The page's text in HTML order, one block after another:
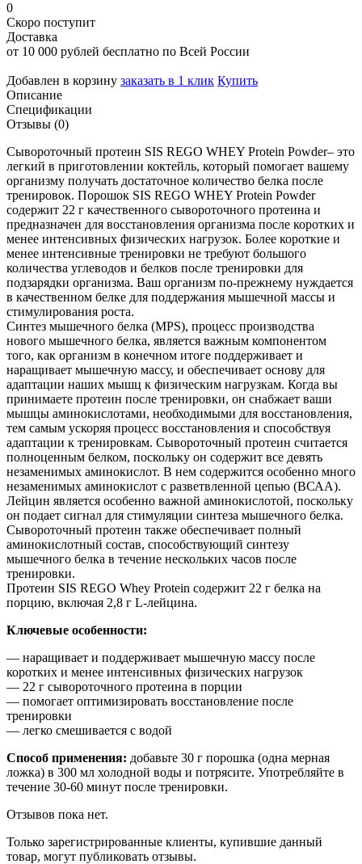
0
Скоро поступит
Доставка
от 10 000 рублей бесплатно по Всей России
Добавлен в корзину заказать в 1 клик Купить
Описание
Спецификации
Отзывы (0)
Сывороточный протеин SIS REGO WHEY Protein Powder– это
легкий в приготовлении коктейль, который помогает вашему
организму получать достаточное количество белка после
тренировок. Порошок SIS REGO WHEY Protein Powder
содержит 22 г качественного сывороточного протеина и
предназначен для восстановления организма после коротких и
менее интенсивных физических нагрузок. Более короткие и
менее интенсивные тренировки не требуют большого
количества углеводов и белков после тренировки для
подзарядки организма. Ваш организм по-прежнему нуждается
в качественном белке для поддержания мышечной массы и
стимулирования роста.
Синтез мышечного белка (MPS), процесс производства
нового мышечного белка, является важным компонентом
того, как организм в конечном итоге поддерживает и
наращивает мышечную массу, и обеспечивает основу для
адаптации наших мышц к физическим нагрузкам. Когда вы
принимаете протеин после тренировки, он снабжает ваши
мышцы аминокислотами, необходимыми для восстановления,
тем самым ускоряя процесс восстановления и способствуя
адаптации к тренировкам. Сывороточный протеин считается
полноценным белком, поскольку он содержит все девять
незаменимых аминокислот. В нем содержится особенно много
незаменимых аминокислот с разветвленной цепью (ВСАА).
Лейцин является особенно важной аминокислотой, поскольку
он подает сигнал для стимуляции синтеза мышечного белка.
Сывороточный протеин также обеспечивает полный
аминокислотный состав, способствующий синтезу
мышечного белка в течение нескольких часов после
тренировки.
Протеин SIS REGO Whey Protein содержит 22 г белка на
порцию, включая 2,8 г L-лейцина.
Ключевые особенности:
— наращивает и поддерживает мышечную массу после
коротких и менее интенсивных физических нагрузок
— 22 г сывороточного протеина в порции
— помогает оптимизировать восстановление после
тренировки
— легко смешивается с водой
Способ применения: добавьте 30 г порошка (одна мерная
ложка) в 300 мл холодной воды и потрясите. Употребляйте в
течение 30-60 минут после тренировки.
Отзывов пока нет.
Только зарегистрированные клиенты, купившие данный
товар, могут публиковать отзывы.